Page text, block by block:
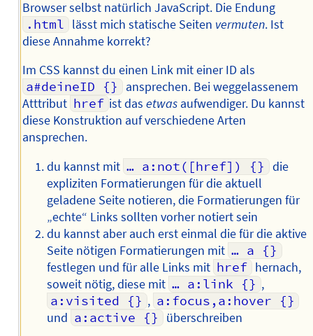
Browser selbst natürlich JavaScript. Die Endung
.html lässt mich statische Seiten vermuten. Ist
diese Annahme korrekt?
Im CSS kannst du einen Link mit einer ID als
a#deineID {}
ansprechen. Bei weggelassenem
Atttribut href ist das etwasaufwendiger. Du kannst
diese Konstruktion auf verschiedene Arten
ansprechen.
du kannst mit … a:not([href]) {} die
expliziten Formatierungen für die aktuell
geladene Seite notieren, die Formatierungen für
„echte“ Links sollten vorher notiert sein
du kannst aber auch erst einmal die für die aktive
Seite nötigen Formatierungen mit … a {}
festlegen und für alle Links mit href hernach,
soweit nötig, diese mit … a:link {} ,
a:visited {} , a:focus,a:hover {}
und a:active {}
überschreiben